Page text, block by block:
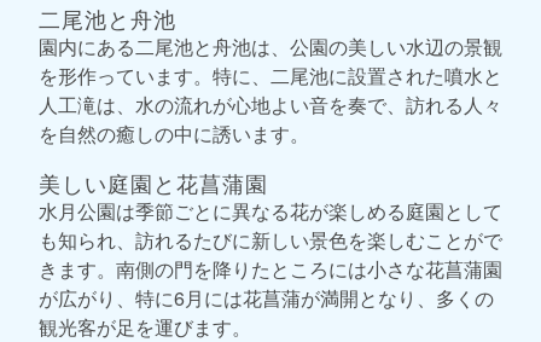
二尾池と舟池
園内にある二尾池と舟池は、公園の美しい水辺の景観
を形作っています。特に、二尾池に設置された噴水と
人工滝は、水の流れが心地よい音を奏で、訪れる人々
を自然の癒しの中に誘います。
美しい庭園と花菖蒲園
水月公園は季節ごとに異なる花が楽しめる庭園として
も知られ、訪れるたびに新しい景色を楽しむことがで
きます。南側の門を降りたところには小さな花菖蒲園
が広がり、特に6月には花菖蒲が満開となり、多くの
観光客が足を運びます。